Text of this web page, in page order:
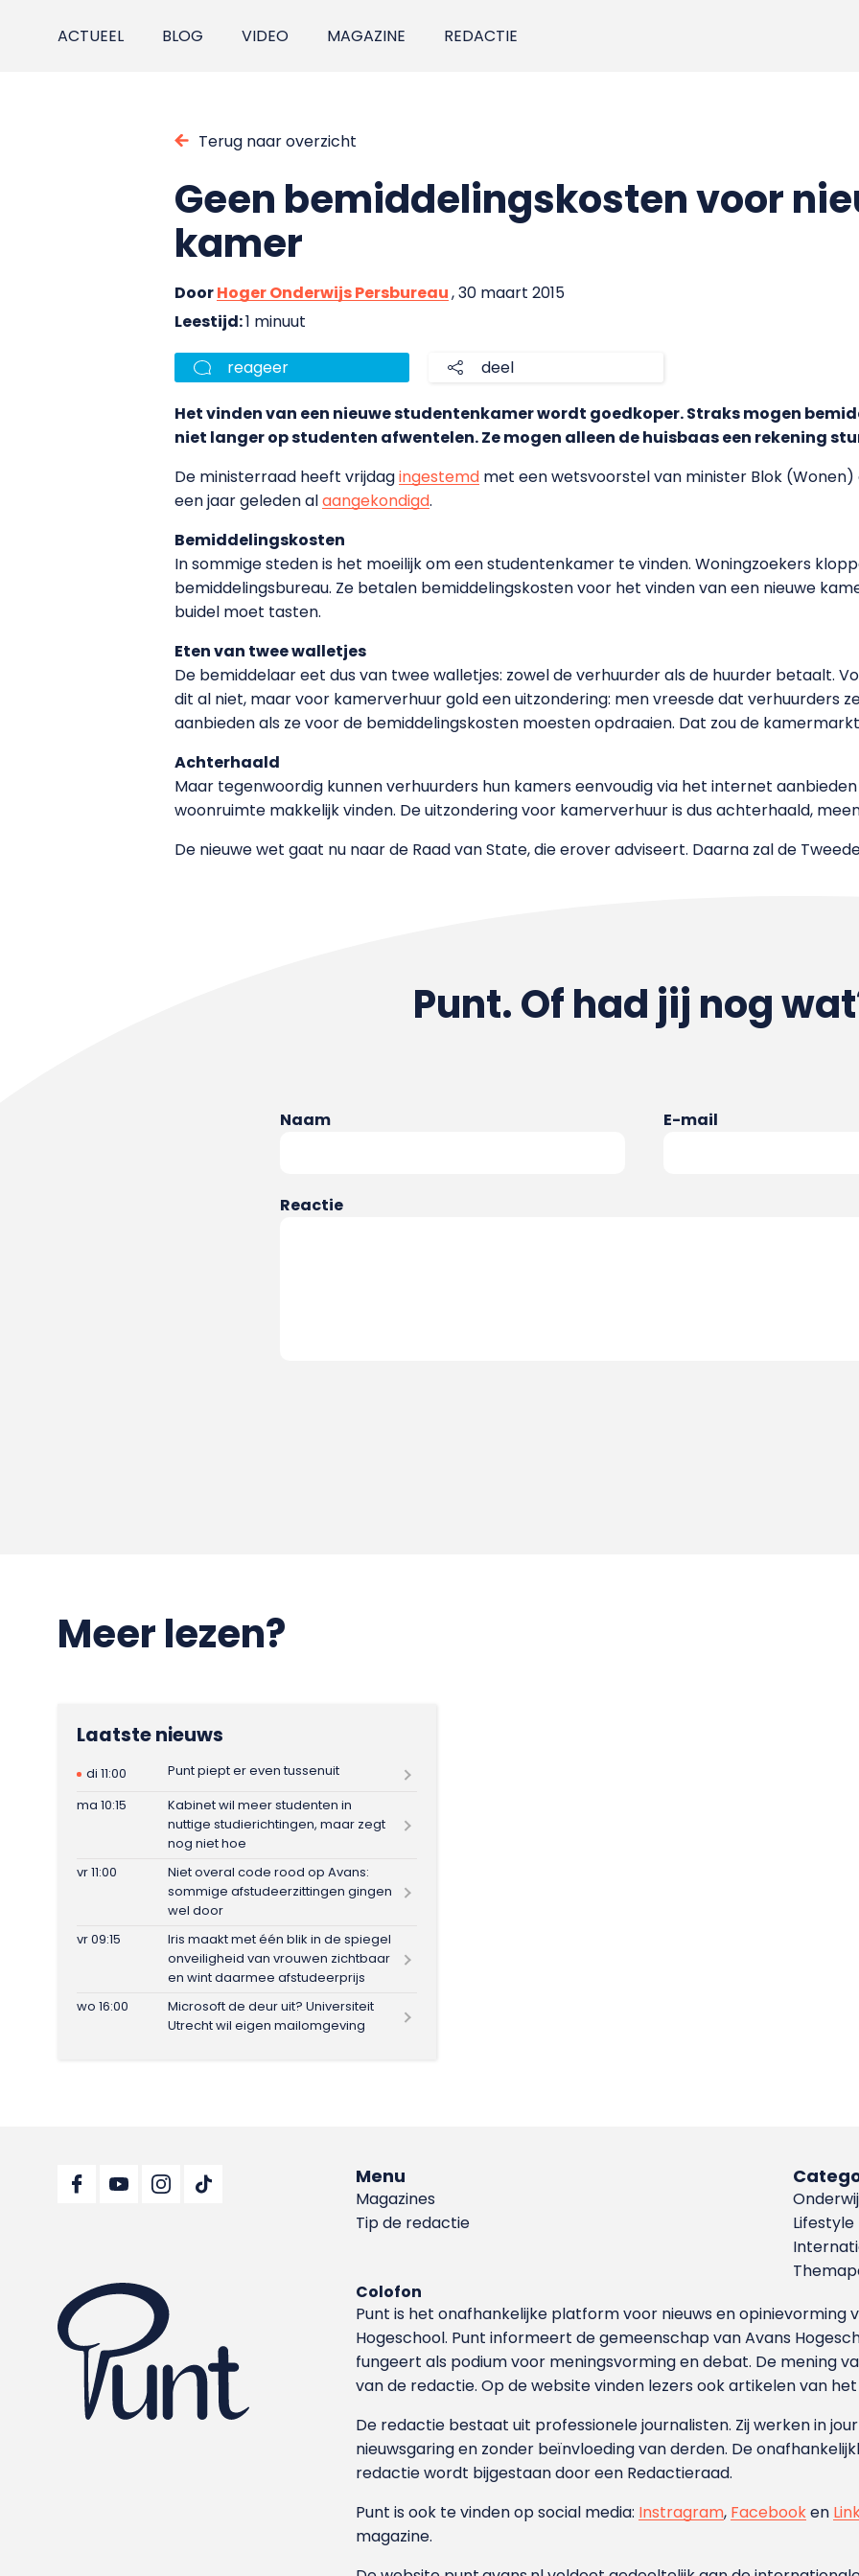
ACTUEEL BLOG VIDEO MAGAZINE REDACTIE
Terug naar overzicht
Geen bemiddelingskosten voor
kamer
DoorHoger Onderwijs Persbureau, 30 maart 2015
Leestijd:1 minuut
reageer deel
Het vinden van een nieuwe studentenkamer wordt goedkoper. Straks mogen
niet langer op studenten afwentelen. Ze mogen alleen de huisbaas een rekening
De ministerraad heeft vrijdagingestemd met een wetsvoorstel van minister Blok
een jaar geleden alaangekondigd.
Bemiddelingskosten
In sommige steden is het moeilijk om een studentenkamer te vinden. Woningzoekers
bemiddelingsbureau. Ze betalen bemiddelingskosten voor het vinden van een nieuwe
buidel moet tasten.
Eten van twee walletjes
De bemiddelaar eet dus van twee walletjes: zowel de verhuurder als de huurder betaalt.
dit al niet, maar voor kamerverhuur gold een uitzondering: men vreesde dat verhuurders
aanbieden als ze voor de bemiddelingskosten moesten opdraaien. Dat zou de
Achterhaald
Maar tegenwoordig kunnen verhuurders hun kamers eenvoudig via het internet
woonruimte makkelijk vinden. De uitzondering voor kamerverhuur is dus achterhaald,
De nieuwe wet gaat nu naar de Raad van State, die erover adviseert. Daarna zal de
Punt. Of had jij nog
Naam E-mail
Reactie
Meer lezen?
Laatste nieuws
di 11:00
Punt piept er even tussenuit
ma 10:15
Kabinet wil meer studenten in
nuttige studierichtingen, maar zegt
nog niet hoe
vr 11:00
Niet overal code rood op Avans:
sommige afstudeerzittingen gingen
wel door
vr 09:15
Iris maakt met één blik in de spiegel
onveiligheid van vrouwen zichtbaar
en wint daarmee afstudeerprijs
wo 16:00
Microsoft de deur uit? Universiteit
Utrecht wil eigen mailomgeving
Menu
Magazines
Tip de redactie
Lifestyle
Colofon
Punt is het onafhankelijke platform voor nieuws en
Hoge­school. Punt informeert de gemeenschap van Avans
fungeert als podium voor meningsvorming en debat. De mening
van de redactie. Op de website vinden lezers ook artikelen van
De redactie bestaat uit professionele journalisten. Zij werken in
nieuwsgaring en zonder beïnvloeding van derden. De
redactie wordt bijgestaan door een Redactieraad.
Punt is ook te vinden op social media: Instragram, Facebooken
magazine.